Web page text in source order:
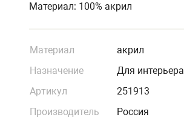
Материал: 100% акрил
Материал
акрил
Назначение
Для интерьера
Артикул
251913
Производитель
Россия